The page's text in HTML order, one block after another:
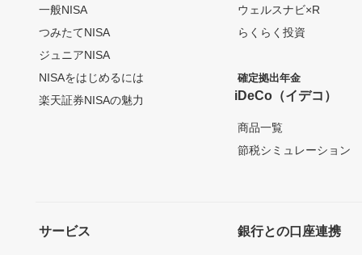
一般NISA
つみたてNISA
ジュニアNISA
NISAをはじめるには
楽天証券NISAの魅力
ウェルスナビ×R
らくらく投資
確定拠出年金
iDeCo（イデコ）
商品一覧
節税シミュレーション
サービス 銀行との口座連携